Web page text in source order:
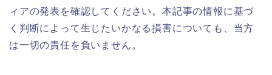
ィアの発表を確認してください。本記事の情報に基づ
く判断によって生じたいかなる損害についても、当方
は一切の責任を負いません。